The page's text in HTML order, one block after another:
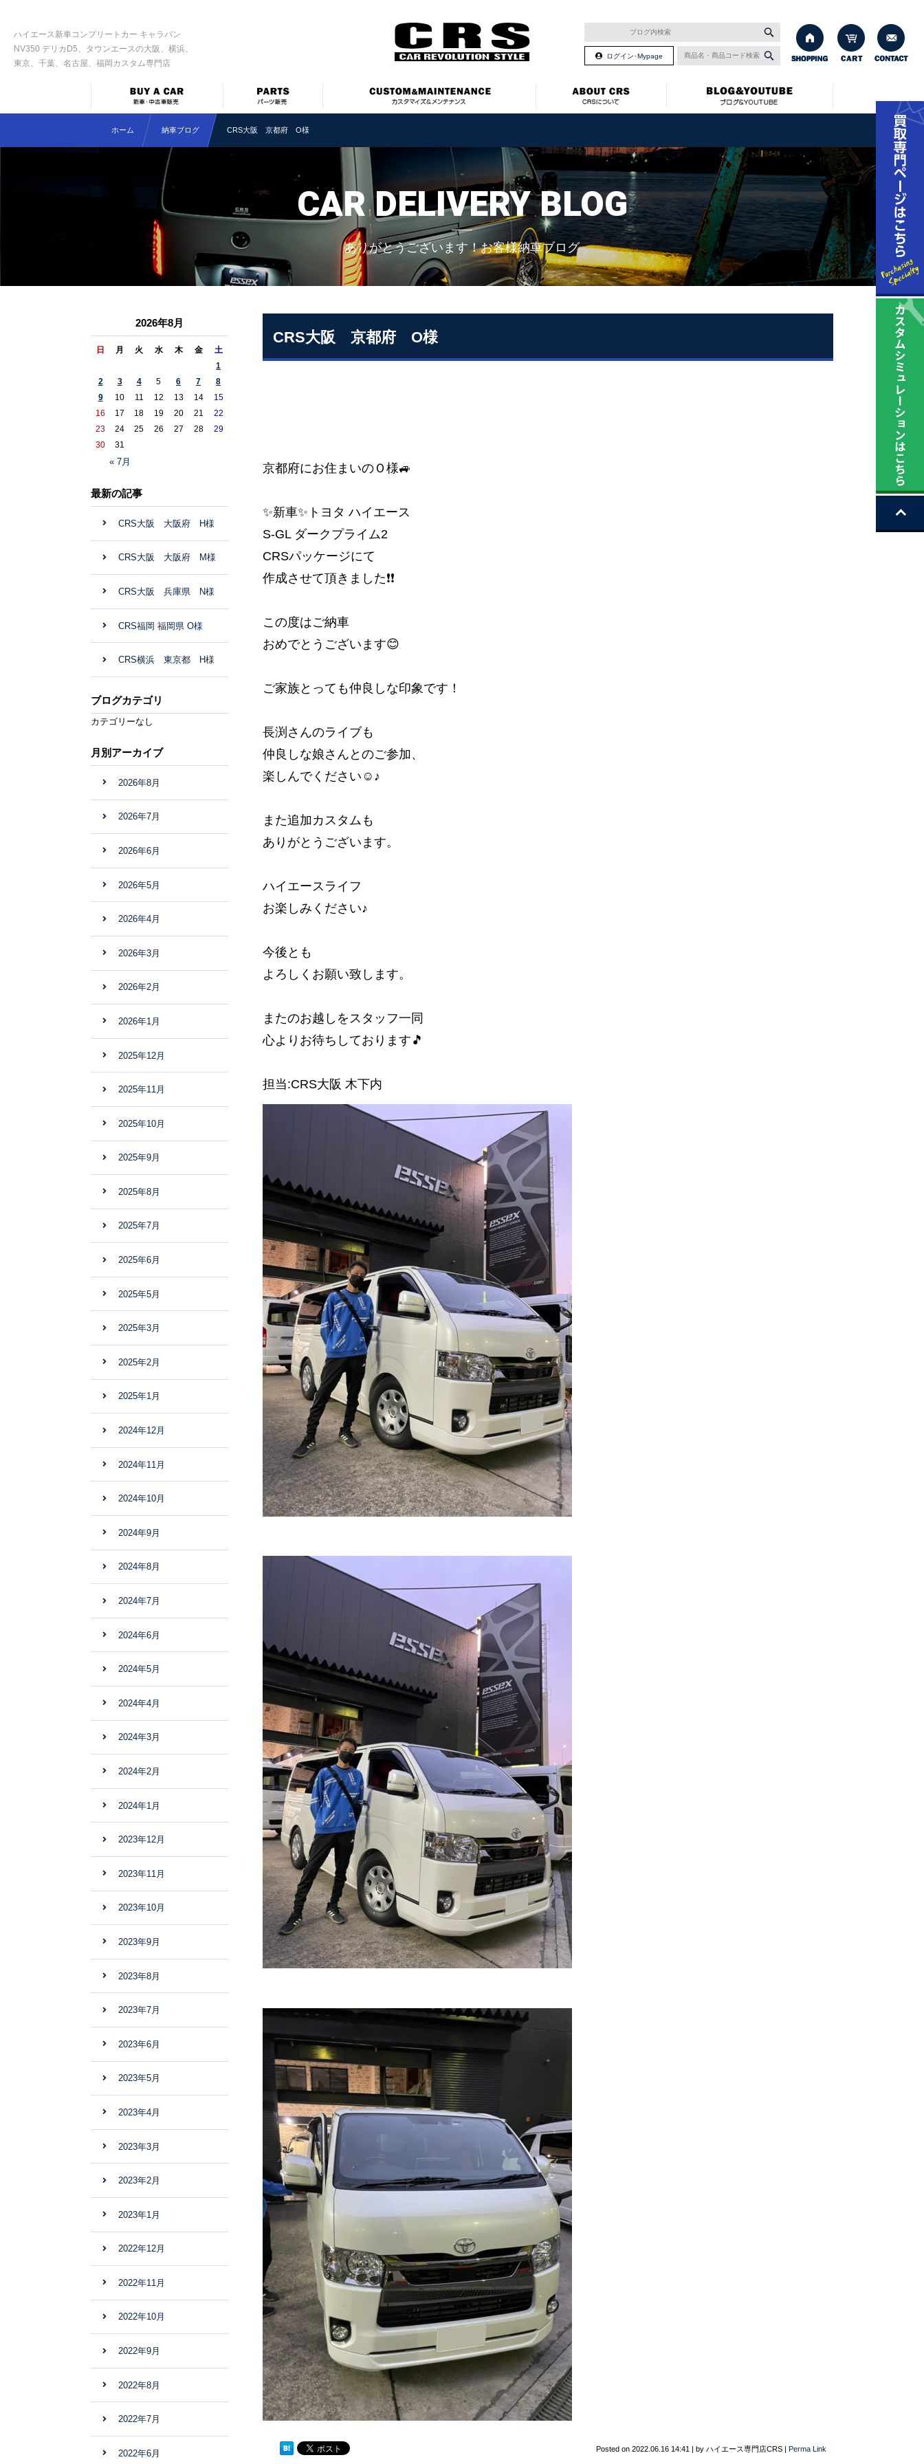
ハイエース新車コンプリートカー キャラバン
NV350 デリカD5、タウンエースの大阪、横浜、
東京、千葉、名古屋、福岡カスタム専門店
ログイン･Mypage
ホーム 納車ブログ CRS大阪 京都府 O様
CAR DELIVERY BLOG
ありがとうございます！お客様納車ブログ
CRS大阪 京都府 O様
京都府にお住まいのＯ様🚙
✨新車✨トヨタ ハイエース
S-GL ダークプライム2
CRSパッケージにて
作成させて頂きました❗❗
この度はご納車
おめでとうございます😊
ご家族とっても仲良しな印象です！
長渕さんのライブも
仲良しな娘さんとのご参加、
楽しんでください☺♪
また追加カスタムも
ありがとうございます。
ハイエースライフ
お楽しみください♪
今後とも
よろしくお願い致します。
またのお越しをスタッフ一同
心よりお待ちしております🎵
担当:CRS大阪 木下内
Posted on 2022.06.16 14:41 | by ハイエース専門店CRS | Perma Link
2026年8月
日 月 火 水 木 金 土
« 7月
1
2
3 4 5 6 7
8
9
10 11 12 13 14
15
16
17 18 19 20 21
22
23
24 25 26 27 28
29
30
31
最新の記事
CRS大阪 大阪府 H様
CRS大阪 大阪府 M様
CRS大阪 兵庫県 N様
CRS福岡 福岡県 O様
CRS横浜 東京都 H様
ブログカテゴリ
カテゴリーなし
月別アーカイブ
2026年8月
2026年7月
2026年6月
2026年5月
2026年4月
2026年3月
2026年2月
2026年1月
2025年12月
2025年11月
2025年10月
2025年9月
2025年8月
2025年7月
2025年6月
2025年5月
2025年3月
2025年2月
2025年1月
2024年12月
2024年11月
2024年10月
2024年9月
2024年8月
2024年7月
2024年6月
2024年5月
2024年4月
2024年3月
2024年2月
2024年1月
2023年12月
2023年11月
2023年10月
2023年9月
2023年8月
2023年7月
2023年6月
2023年5月
2023年4月
2023年3月
2023年2月
2023年1月
2022年12月
2022年11月
2022年10月
2022年9月
2022年8月
2022年7月
2022年6月